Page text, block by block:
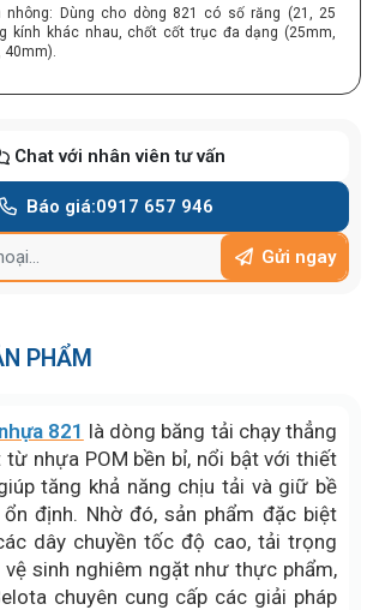
nhông: Dùng cho dòng 821 có số răng (21, 25
kính khác nhau, chốt cốt trục đa dạng (25mm,
40mm).
Chat với nhân viên tư vấn
Báo giá:0917 657 946
Gửi ngay
PHẨM
821 là dòng băng tải chạy thẳng
nhựa POM bền bỉ, nổi bật với thiết
tăng khả năng chịu tải và giữ bề
định. Nhờ đó, sản phẩm đặc biệt
dây chuyền tốc độ cao, tải trọng
vệ sinh nghiêm ngặt như thực phẩm,
chuyên cung cấp các giải pháp